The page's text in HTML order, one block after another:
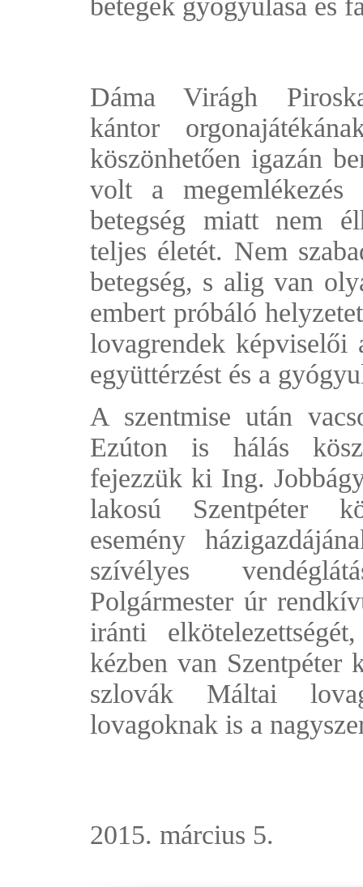
betegek gyógyulása és
Dáma Virágh
kántor
köszönhetően igazán
volt a megemlékezés
betegség miatt nem
teljes életét. Nem
betegség, s alig van
embert próbáló
lovagrendek képviselői
együttérzést és a
A szentmise után
Ezúton is hálás
fejezzük ki Ing.
lakosú Szentpéter
esemény
szívélyes
Polgármester úr
iránti
kézben van Szentpéter
szlovák Máltai
lovagoknak is a
2015. március 5.